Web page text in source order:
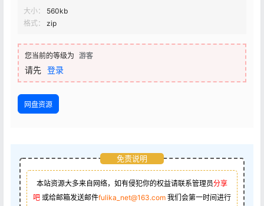
大小：
560kb
格式：
zip
您当前的等级为 游客
请先 登录
网盘资源
免责说明
本站资源大多来自网络，如有侵犯你的权益请联系管理员分享
吧 或给邮箱发送邮件fulika_net@163.com 我们会第一时间进行